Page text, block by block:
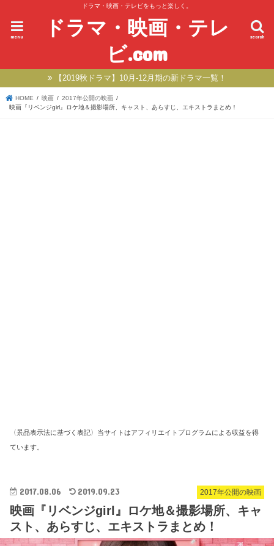
ドラマ・映画・テレビをもっと楽しく。
ドラマ・映画・テレ
ビ.com
search
menu
【2019秋ドラマ】10月-12月期の新ドラマ一覧！
HOME 映画
2017年公開の映画
映画『リベンジgirl』ロケ地＆撮影場所、キャスト、あらすじ、エキストラまとめ！
〈景品表示法に基づく表記〉当サイトはアフィリエイトプログラムによる収益を得
ています。
2017年公開の映画
2017.08.06 2019.09.23
映画『リベンジgirl』ロケ地＆撮影場所、キャ
スト、あらすじ、エキストラまとめ！